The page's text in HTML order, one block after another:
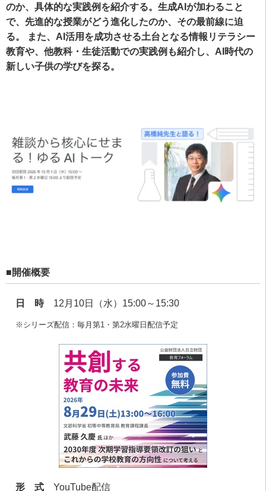
のか、具体的な実践例を紹介する。生成AIが加わること
で、先進的な授業がどう進化したのか、その最前線に迫
る。 また、AI活用を成功させる土台となる情報リテラシー
教育や、他教科・生徒活動での実践例も紹介し、AI時代の
新しい子供の学びを探る。
■開催概要
日 時12月10日（水）15:00～15:30
※シリーズ配信：毎月第1・第2水曜日配信予定
形 式 YouTube配信